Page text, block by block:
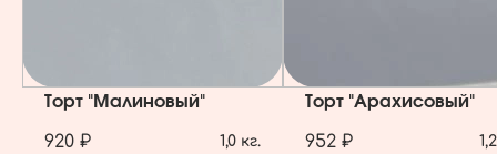
Торт "Малиновый"
920 ₽ 1,0 кг.
Торт "Арахисовый"
952 ₽